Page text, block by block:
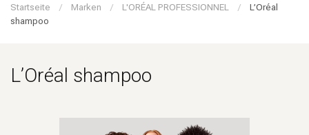
Marken
Startseite / Marken / L'ORÉAL PROFESSIONNEL /
L’Oréal
shampoo
L’Oréal shampoo